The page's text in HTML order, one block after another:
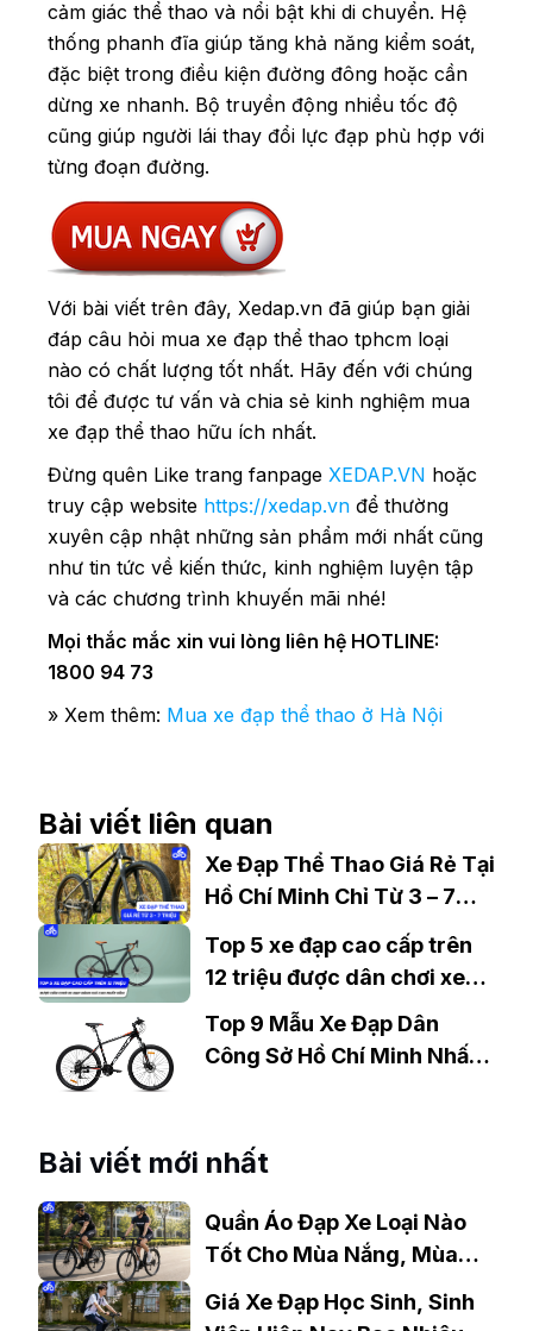
cảm giác thể thao và nổi bật khi di chuyển. Hệ
thống phanh đĩa giúp tăng khả năng kiểm soát,
đặc biệt trong điều kiện đường đông hoặc cần
dừng xe nhanh. Bộ truyền động nhiều tốc độ
cũng giúp người lái thay đổi lực đạp phù hợp với
từng đoạn đường.
Với bài viết trên đây, Xedap.vn đã giúp bạn giải
đáp câu hỏi mua xe đạp thể thao tphcm loại
nào có chất lượng tốt nhất. Hãy đến với chúng
tôi để được tư vấn và chia sẻ kinh nghiệm mua
xe đạp thể thao hữu ích nhất.
Đừng quên Like trang fanpage XEDAP.VN hoặc
truy cập website https://xedap.vn để thường
xuyên cập nhật những sản phẩm mới nhất cũng
như tin tức về kiến thức, kinh nghiệm luyện tập
và các chương trình khuyến mãi nhé!
Mọi thắc mắc xin vui lòng liên hệ HOTLINE:
1800 94 73
» Xem thêm: Mua xe đạp thể thao ở Hà Nội
Bài viết liên quan
Xe Đạp Thể Thao Giá Rẻ Tại
Hồ Chí Minh Chỉ Từ 3 – 7
Top 5 xe đạp cao cấp trên
12 triệu được dân chơi xe
đạp đánh giá cao nhất năm
Top 9 Mẫu Xe Đạp Dân
Công Sở Hồ Chí Minh Nhất
Bài viết mới nhất
Quần Áo Đạp Xe Loại Nào
Tốt Cho Mùa Nắng, Mùa
Giá Xe Đạp Học Sinh, Sinh